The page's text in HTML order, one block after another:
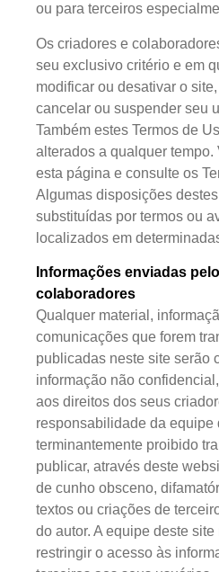
ou para terceiros
Os criadores e
seu exclusivo critério e em
modificar ou desativar o
cancelar ou suspender seu
Também estes Termos de
alterados a qualquer
esta página e consulte os
Algumas disposições
substituídas por termos ou
localizados em
Informações enviadas
colaboradores
Qualquer material,
comunicações que forem
publicadas neste site serão
informação não
aos direitos dos seus
responsabilidade da equipe
terminantemente proibido
publicar, através deste
de cunho obsceno,
textos ou criações de
do autor. A equipe deste
restringir o acesso às